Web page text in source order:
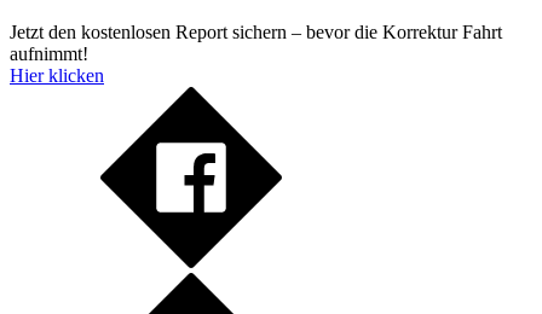
Jetzt den kostenlosen Report sichern – bevor die Korrektur Fahrt
aufnimmt!
Hier klicken